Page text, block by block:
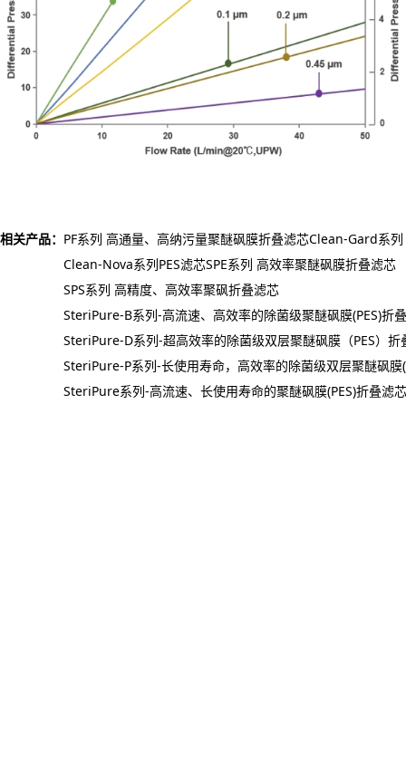
相关产品： PF系列 高通量、高纳污量聚醚砜膜折叠滤芯Clean-Gard系列
Clean-Nova系列PES滤芯SPE系列 高效率聚醚砜膜折叠滤芯
SPS系列 高精度、高效率聚砜折叠滤芯
SteriPure-B系列-高流速、高效率的除菌级聚醚砜膜(PES)折
SteriPure-D系列-超高效率的除菌级双层聚醚砜膜（PES）折
SteriPure-P系列-长使用寿命，高效率的除菌级双层聚醚砜膜
SteriPure系列-高流速、长使用寿命的聚醚砜膜(PES)折叠滤芯